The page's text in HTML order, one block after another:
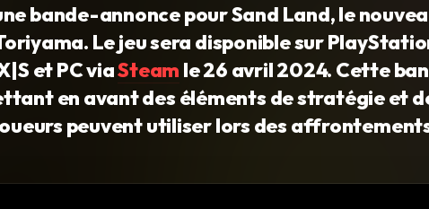
bande-annonce pour Sand Land, le
Le jeu sera disponible sur
et PC viaSteam le 26 avril 2024. Cette
en avant des éléments de stratégie et
peuvent utiliser lors des